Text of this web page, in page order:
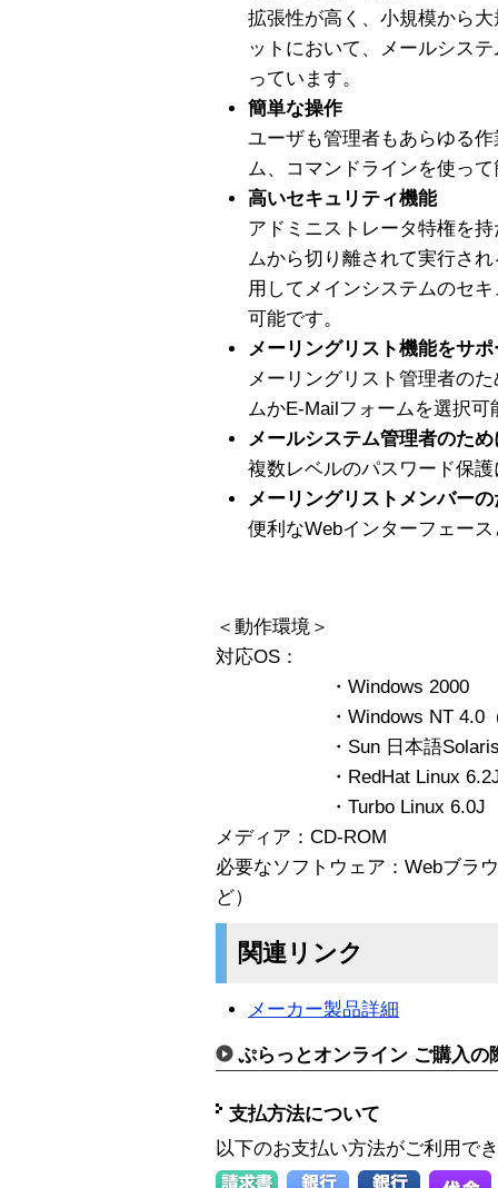
拡張性が高く、小規模から
ットにおいて、メールシス
っています。
簡単な操作
ユーザも管理者もあらゆる
ム、コマンドラインを使っ
高いセキュリティ機能
アドミニストレータ特権を
ムから切り離されて実行さ
用してメインシステムのセ
可能です。
メーリングリスト機能をサ
メーリングリスト管理者の
ムかE-Mailフォームを選択可
メールシステム管理者のため
複数レベルのパスワード保
メーリングリストメンバー
便利なWebインターフェー
＜動作環境＞
対応OS：
・Windows 2000
・Windows NT 4.0（
・Sun 日本語Solaris 2.6
・RedHat Linux
・Turbo Linux 6.0J
メディア：CD-ROM
必要なソフトウェア：Webブラ
ど）
関連リンク
メーカー製品詳細
ぷらっとオンライン ご購入の
支払方法について
以下のお支払い方法がご利用で